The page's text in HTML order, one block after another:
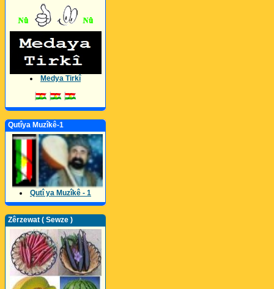
Medya Tirkî
Qutîya Muzîkê-1
Qutî ya Muzîkê - 1
Zêrzewat ( Sewze )